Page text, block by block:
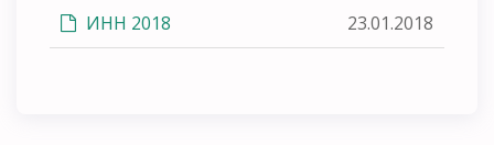
ИНН 2018 23.01.2018